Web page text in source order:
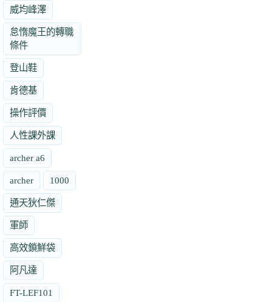
威均峰澤
怠惰魔王的轉職
條件
登山鞋
肯德基
操作評價
人性課外課
archer a6
archer 1000
通天狄仁傑
軍師
高效鎖鮮袋
阿凡達
FT-LEF101